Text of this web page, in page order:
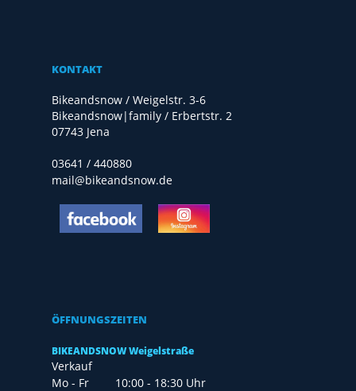
KONTAKT
Bikeandsnow / Weigelstr. 3-6
Bikeandsnow|family / Erbertstr. 2
07743 Jena
03641 / 440880
mail@bikeandsnow.de
ÖFFNUNGSZEITEN
BIKEANDSNOW Weigelstraße
Verkauf
Mo - Fr
10:00 - 18:30 Uhr